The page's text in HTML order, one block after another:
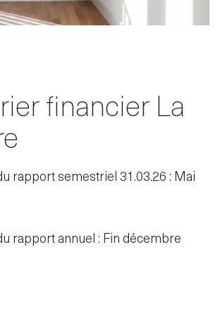
financier La
rapport semestriel 31.03.26 : Mai
rapport annuel : Fin décembre